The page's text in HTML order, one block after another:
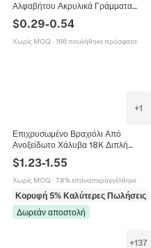
Αλφαβήτου Ακρυλικά Γράμματα
Αριθμοί Καρδιά Αστέρι Μοτίβο
Πολύχρωμες Διαχωριστικές Χάντρες
Για Κατασκευή Κοσμημάτων DIY
$0.29-0.54
Χωρίς MOQ · 166 πουλήθηκε πρόσφατα
+1
Επιχρυσωμένο Βραχιόλι Από
Ανοξείδωτο Χάλυβα 18K Διπλή
Σταυρός Καρδιά Πέταλο Γυναικείο
Κόσμημα
$1.23-1.55
Χωρίς MOQ · 78% επαναπαραγγέλθηκε
Κορυφή 5% Καλύτερες Πωλήσεις
Δωρεάν αποστολή
+137